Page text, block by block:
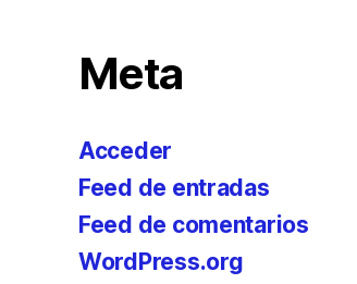
Meta
Acceder
Feed de entradas
Feed de comentarios
WordPress.org